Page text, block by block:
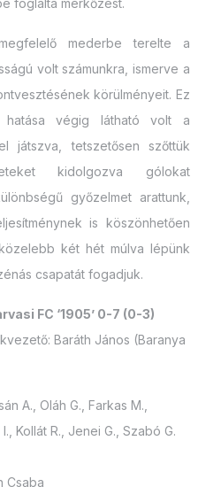
mederbe terelte a
volt számunkra, ismerve a
körülményeit. Ez
hatása végig látható volt a
játszva, tetszetősen szőttük
kidolgozva gólokat
győzelmet arattunk,
is köszönhetően
két hét múlva lépünk
csapatát fogadjuk.
FC ‘1905’ 0-7 (0-3)
Baráth János (Baranya
A., Oláh G., Farkas M.,
Kollát R., Jenei G., Szabó G.
Csaba